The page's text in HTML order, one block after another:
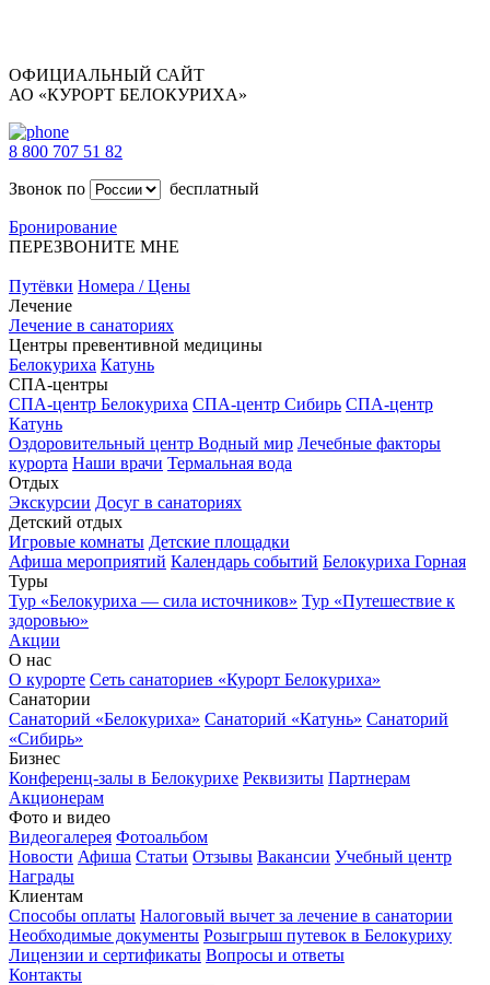
ОФИЦИАЛЬНЫЙ САЙТ
АО «КУРОРТ БЕЛОКУРИХА»
8 800 707 51 82
Звонок по
бесплатный
Бронирование
ПЕРЕЗВОНИТЕ МНЕ
Путёвки Номера / Цены
Лечение
Лечение в санаториях
Центры превентивной медицины
Белокуриха Катунь
СПА-центры
СПА-центр Белокуриха СПА-центр Сибирь СПА-центр
Катунь
Оздоровительный центр Водный мир Лечебные факторы
курорта Наши врачи Термальная вода
Отдых
Экскурсии Досуг в санаториях
Детский отдых
Игровые комнаты Детские площадки
Афиша мероприятий Календарь событий Белокуриха Горная
Туры
Тур «Белокуриха — сила источников» Тур «Путешествие к
здоровью»
Акции
О нас
О курорте Сеть санаториев «Курорт Белокуриха»
Санатории
Санаторий «Белокуриха» Санаторий «Катунь» Санаторий
«Сибирь»
Бизнес
Конференц-залы в Белокурихе Реквизиты Партнерам
Акционерам
Фото и видео
Видеогалерея Фотоальбом
Новости Афиша Статьи Отзывы Вакансии Учебный центр
Награды
Клиентам
Способы оплаты Налоговый вычет за лечение в санатории
Необходимые документы Розыгрыш путевок в Белокуриху
Лицензии и сертификаты Вопросы и ответы
Контакты